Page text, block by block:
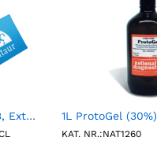
NATtrol Influenza B, External Run Control, Low (6 X 1 mL) 1L ProtoGel (30%)
KAT. NR.:NAT1260